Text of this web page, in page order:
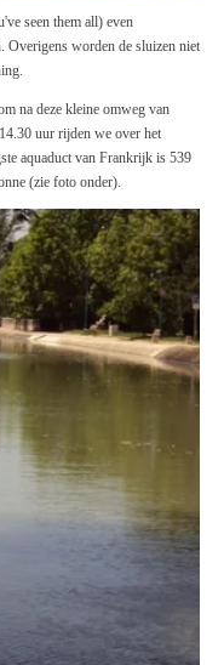
seen them all) even
Overigens worden de sluizen niet
na deze kleine omweg van
uur rijden we over het
aquaduct van Frankrijk is 539
(zie foto onder).